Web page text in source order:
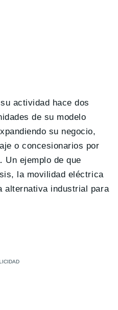
actividad hace dos
de su modelo
su negocio,
o concesionarios por
. Un ejemplo de que
la movilidad eléctrica
alternativa industrial para